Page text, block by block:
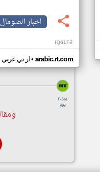
اخبار الصومال
IQ61TB
ار تي عربي• arabic.rt.com
منذ ٢٠
يوم